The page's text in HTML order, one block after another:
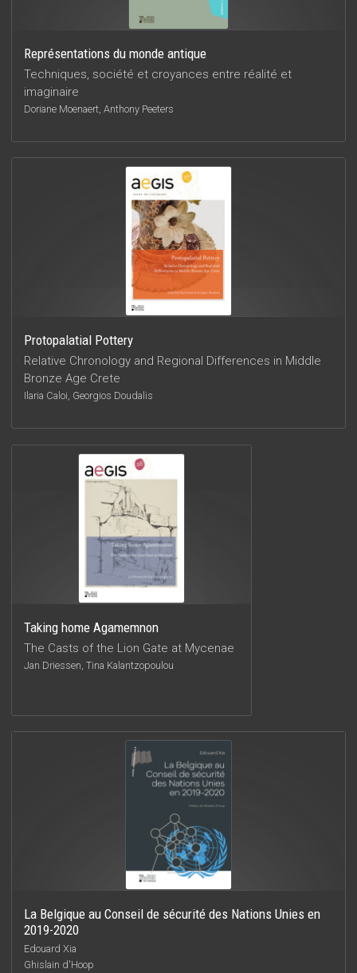
Représentations du monde antique
Techniques, société et croyances entre réalité et
imaginaire
Doriane Moenaert, Anthony Peeters
Protopalatial Pottery
Relative Chronology and Regional Differences in Middle
Bronze Age Crete
Ilaria Caloi, Georgios Doudalis
Taking home Agamemnon
The Casts of the Lion Gate at Mycenae
Jan Driessen, Tina Kalantzopoulou
La Belgique au Conseil de sécurité des Nations Unies en
2019-2020
Edouard Xia
Ghislain d'Hoop